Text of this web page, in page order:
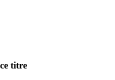
titre